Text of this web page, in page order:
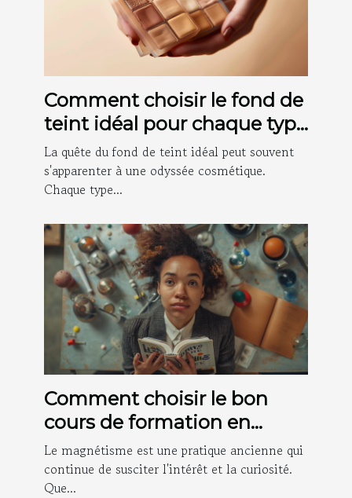
Comment choisir le fond de
teint idéal pour chaque type
de peau
La quête du fond de teint idéal peut souvent
s'apparenter à une odyssée cosmétique.
Chaque type...
Comment choisir le bon
cours de formation en
magnétisme
Le magnétisme est une pratique ancienne qui
continue de susciter l'intérêt et la curiosité.
Que...